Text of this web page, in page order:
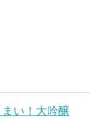
い！大吟醸